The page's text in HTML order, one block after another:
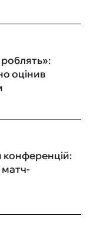
оцінив
конференцій:
матч-